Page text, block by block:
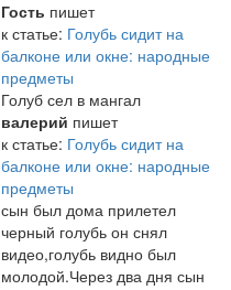
Гость пишет
к статье: Голубь сидит на
балконе или окне: народные
предметы
Голуб сел в мангал
валерий пишет
к статье: Голубь сидит на
балконе или окне: народные
предметы
сын был дома прилетел
черный голубь он снял
видео,голубь видно был
молодой.Через два дня сын